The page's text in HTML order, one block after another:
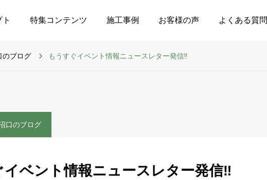
特集コンテンツ 施工事例 お客様の声 よくある質問
のブログ もうすぐイベント情報ニュースレター発信‼️
口のブログ
イベント情報ニュースレター発信‼️